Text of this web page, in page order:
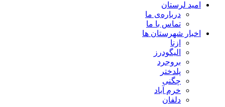
امید لرستان
درباره‌ی ما
تماس با ما
اخبار شهرستان ها
ازنا
الیگودرز
بروجرد
پلدختر
چگنی
خرم آباد
دلفان